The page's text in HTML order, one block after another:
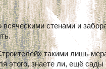
стенами и
такими лишь
этого, знаете ли, ещё сады